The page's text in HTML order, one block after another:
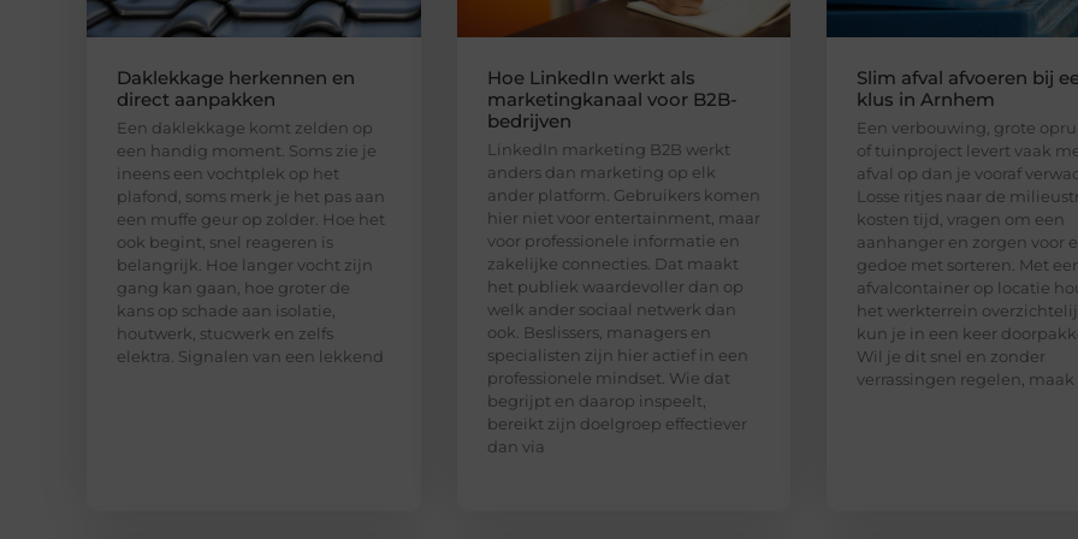
Daklekkage herkennen en
direct aanpakken
Een daklekkage komt zelden op
een handig moment. Soms zie je
ineens een vochtplek op het
plafond, soms merk je het pas aan
een muffe geur op zolder. Hoe het
ook begint, snel reageren is
belangrijk. Hoe langer vocht zijn
gang kan gaan, hoe groter de
kans op schade aan isolatie,
houtwerk, stucwerk en zelfs
elektra. Signalen van een lekkend
Hoe LinkedIn werkt als
marketingkanaal voor B2B-
bedrijven
LinkedIn marketing B2B werkt
anders dan marketing op elk
ander platform. Gebruikers komen
hier niet voor entertainment, maar
voor professionele informatie en
zakelijke connecties. Dat maakt
het publiek waardevoller dan op
welk ander sociaal netwerk dan
ook. Beslissers, managers en
specialisten zijn hier actief in een
professionele mindset. Wie dat
begrijpt en daarop inspeelt,
bereikt zijn doelgroep effectiever
dan via
Slim afval afvoeren bij
klus in Arnhem
Een verbouwing, grote
of tuinproject levert vaak
afval op dan je vooraf
Losse ritjes naar de
kosten tijd, vragen om een
aanhanger en zorgen voor
gedoe met sorteren. Met
afvalcontainer op locatie
het werkterrein
kun je in een keer
Wil je dit snel en zonder
verrassingen regelen,